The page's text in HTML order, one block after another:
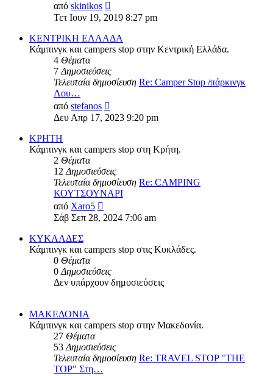
από skinikos
της
τελευταίας
δημοσίευσης
Τετ Ιουν 19, 2019 8:27 pm
ΚΕΝΤΡΙΚΗ ΕΛΛΑΔΑ
Κάμπινγκ και campers stop στην Κεντρική Ελλάδα.
4 Θέματα
7Δημοσιεύσεις
Τελευταία δημοσίευση Re: Camper Stop /πάρκινγκ
Λου…
από stefanos
της
τελευταίας
Δευ Απρ 17, 2023 9:20 pm
ΚΡΗΤΗ
Κάμπινγκ και campers stop στη Κρήτη.
2 Θέματα
12Δημοσιεύσεις
Τελευταία δημοσίευση Re: CAMPING
ΚΟΥΤΣΟΥΝΑΡΙ
από Xaro5
της
Σάβ Σεπ 28, 2024 7:06 am
ΚΥΚΛΑΔΕΣ
Κάμπινγκ και campers stop στις Κυκλάδες.
0 Θέματα
0Δημοσιεύσεις
Δεν υπάρχουν δημοσιεύσεις
ΜΑΚΕΔΟΝΙΑ
Κάμπινγκ και campers stop στην Μακεδονία.
27 Θέματα
53Δημοσιεύσεις
Τελευταία δημοσίευση Re: TRAVEL STOP "THE
TOP" Στη…